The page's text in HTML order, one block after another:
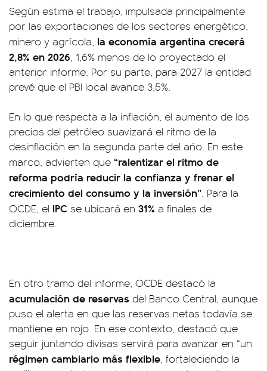
Según estima el trabajo, impulsada principalmente
por las exportaciones de los sectores energético,
minero y agrícola, la economía argentina crecerá
2,8% en 2026, 1,6% menos de lo proyectado el
anterior informe. Por su parte, para 2027 la entidad
prevé que el PBI local avance 3,5%.
En lo que respecta a la inflación, el aumento de los
precios del petróleo suavizará el ritmo de la
desinflación en la segunda parte del año. En este
marco, advierten que “ralentizar el ritmo de
reforma podría reducir la confianza y frenar el
crecimiento del consumo y la inversión”. Para la
OCDE, el IPC se ubicará en 31% a finales de
diciembre.
En otro tramo del informe, OCDE destacó la
acumulación de reservas del Banco Central, aunque
puso el alerta en que las reservas netas todavía se
mantiene en rojo. En ese contexto, destacó que
seguir juntando divisas servirá para avanzar en “un
régimen cambiario más flexible, fortaleciendo la